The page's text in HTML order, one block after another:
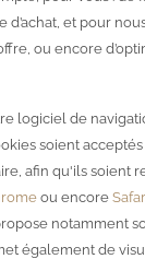
d’achat, et pour
ou encore
logiciel de
soient
afin qu'ils soient
ou encore
notamment
également de